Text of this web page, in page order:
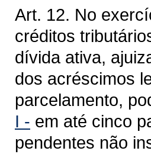
Art. 12. No
créditos
dívida ativa,
dos acréscimos
parcelamento,
I - em até cinco
pendentes não